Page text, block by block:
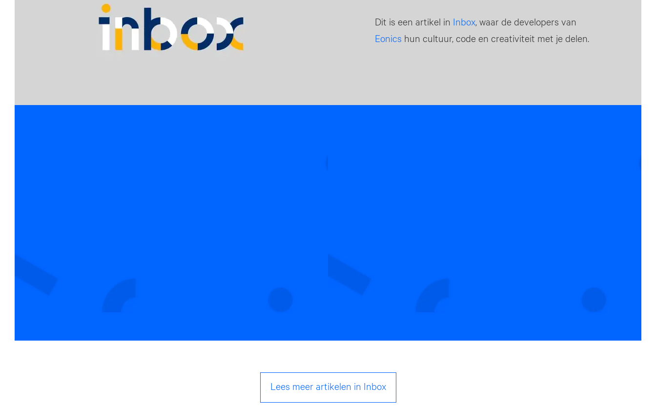
Dit is een artikel in Inbox, waar de developers van
Eonics hun cultuur, code en creativiteit met je delen.
Lees meer artikelen in Inbox